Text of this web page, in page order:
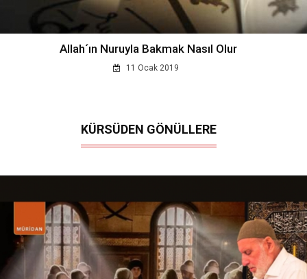
Allah´ın Nuruyla Bakmak Nasıl Olur
11 Ocak 2019
KÜRSÜDEN GÖNÜLLERE